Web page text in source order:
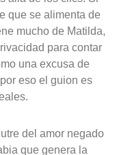
que se alimenta de
mucho de Matilda,
para contar
una excusa de
eso el guion es
del amor negado
que genera la